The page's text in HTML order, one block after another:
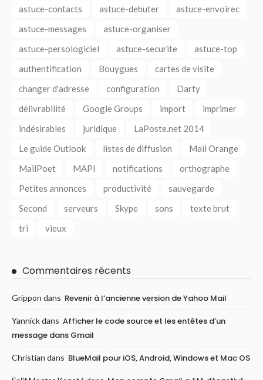
astuce-contacts
astuce-debuter
astuce-envoirec
astuce-messages
astuce-organiser
astuce-persologiciel
astuce-securite
astuce-top
authentification
Bouygues
cartes de visite
changer d'adresse
configuration
Darty
délivrabilité
Google Groups import
imprimer
indésirables
juridique
LaPoste.net 2014
Le guide Outlook
listes de diffusion
Mail Orange
MailPoet
MAPI notifications
orthographe
Petites annonces
productivité
sauvegarde
Second
serveurs Skype sons
texte brut
tri
vieux
Commentaires récents
Grippon dans Revenir à l’ancienne version de Yahoo Mail
Yannickdans Afficher le code source et les entêtes d’un
message dans Gmail
Christian dans BlueMail pour iOS, Android, Windows et Mac OS